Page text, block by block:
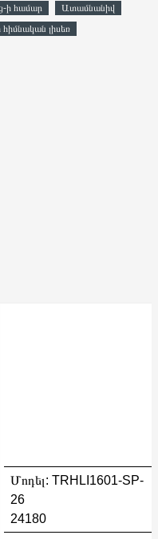
ի համար
Ատամնանիվ
լիսեռ
Մոդել: TRHLI1601-SP-
26
24180